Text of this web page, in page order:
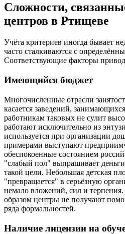
Сложности,
центров в Ртищеве
Учёта критериев иногда бывает
часто сталкиваются с
Соответствующие факторы
Имеющийся бюджет
Многочисленные отрасли
касается заведений,
работникам таковых не сулит
работают исключительно из
используется при организации
примерами выступают
обеспокоенные состоянием
"слабый пол" выпрашивает
такой цели. Небольшая детская
"превращается" в серьёзную
немало вложений, сил и
образом центры не получают
ряда формальностей.
Наличие лицензии на